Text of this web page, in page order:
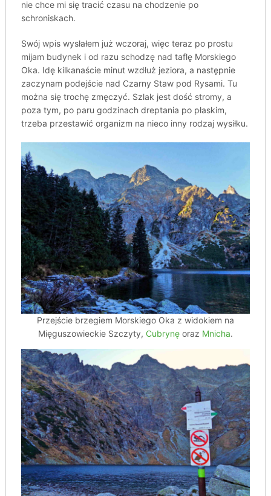
nie chce mi się tracić czasu na chodzenie po
schroniskach.
Swój wpis wysłałem już wczoraj, więc teraz po prostu
mijam budynek i od razu schodzę nad taflę Morskiego
Oka. Idę kilkanaście minut wzdłuż jeziora, a następnie
zaczynam podejście nad Czarny Staw pod Rysami. Tu
można się trochę zmęczyć. Szlak jest dość stromy, a
poza tym, po paru godzinach dreptania po płaskim,
trzeba przestawić organizm na nieco inny rodzaj wysiłku.
Przejście brzegiem Morskiego Oka z widokiem na
Mięguszowieckie Szczyty, Cubrynęoraz Mnicha.